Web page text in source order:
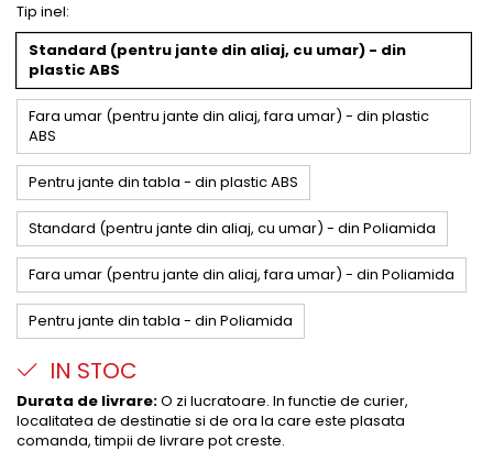
Tip inel:
Standard (pentru jante din aliaj, cu umar) - din
plastic ABS
Fara umar (pentru jante din aliaj, fara umar) - din plastic
ABS
Pentru jante din tabla - din plastic ABS
Standard (pentru jante din aliaj, cu umar) - din Poliamida
Fara umar (pentru jante din aliaj, fara umar) - din Poliamida
Pentru jante din tabla - din Poliamida
IN STOC
Durata de livrare:O zi lucratoare. In functie de curier,
localitatea de destinatie si de ora la care este plasata
comanda, timpii de livrare pot creste.